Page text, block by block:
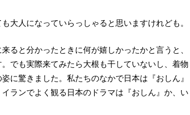
大人になっていらっしゃると思いますけれども。
ると分かったときに何が嬉しかったかと言うと、
でも実際来てみたら大根も干していないし、着物
に驚きました。私たちのなかで日本は『おしん』
ランでよく観る日本のドラマは『おしん』か、い